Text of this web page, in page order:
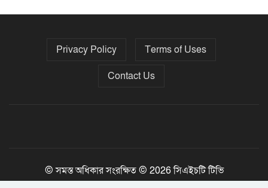
নির্বাচনের তফসিল ৮-১৫ ডিসেম্বরের মধ্যে
Privacy Policy
Terms of Uses
Contact Us
© সমস্ত অধিকার সংরক্ষিত © 2026 সিএইচটি টিভি
Jony Tripura